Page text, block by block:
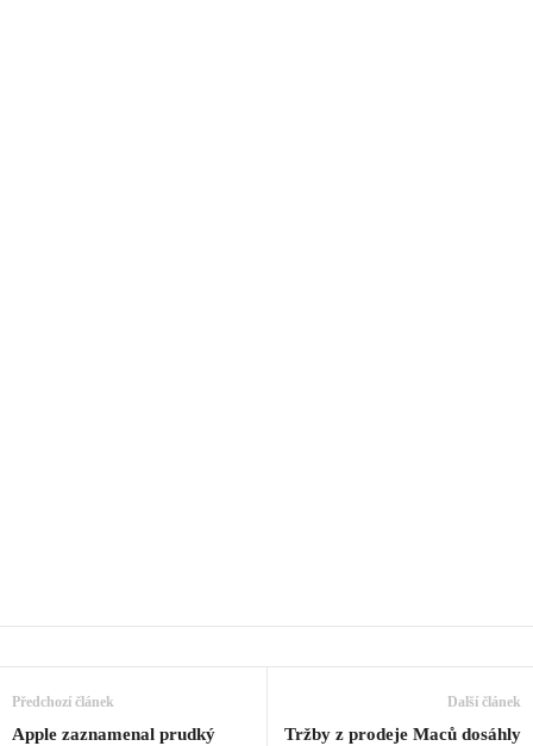
Předchozí článek
Apple zaznamenal prudký
Další článek
Tržby z prodeje Maců dosáhly